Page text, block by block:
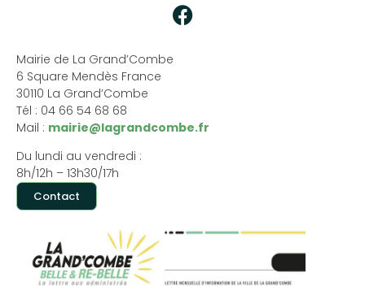
Mairie de La Grand’Combe
6 Square Mendès France
30110 La Grand’Combe
Tél : 04 66 54 68 68
Mail : mairie@lagrandcombe.fr
Du lundi au vendredi :
8h/12h – 13h30/17h
Contact